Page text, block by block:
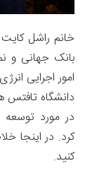
خانم راشل
بانک جهانی و
امور اجرایی
دانشگاه
کرد. در اینجا
کنید.